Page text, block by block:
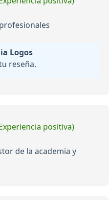
Logos
reseña.
positiva)
de la academia y